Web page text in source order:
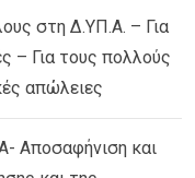
στη Δ.ΥΠ.Α. – Για
– Για τους πολλούς
απώλειες
Αποσαφήνιση και